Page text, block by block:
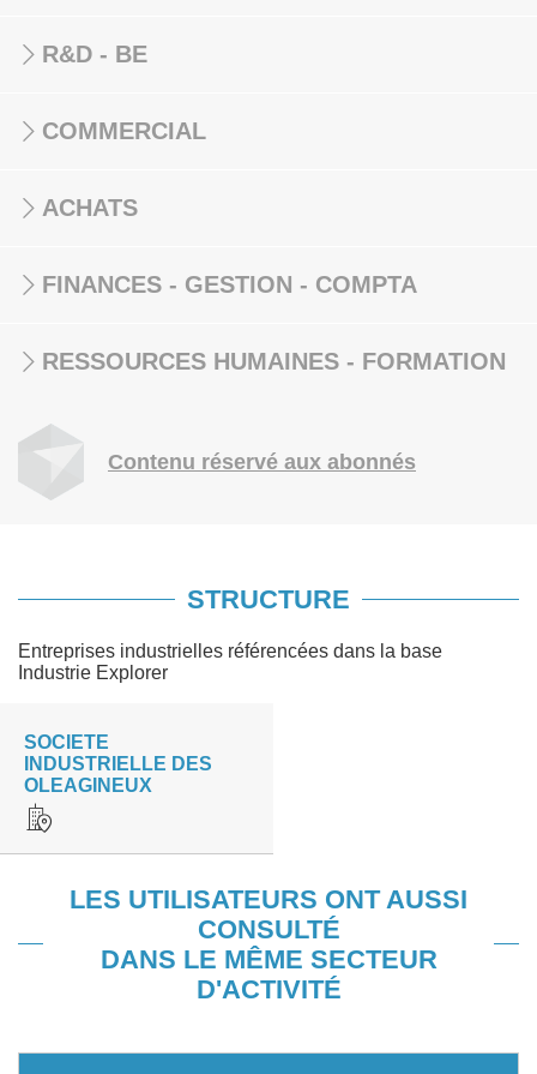
R&D - BE
COMMERCIAL
ACHATS
FINANCES - GESTION - COMPTA
RESSOURCES HUMAINES - FORMATION
Contenu réservé aux abonnés
STRUCTURE
Entreprises industrielles référencées dans la base
Industrie Explorer
SOCIETE
INDUSTRIELLE DES
OLEAGINEUX
LES UTILISATEURS ONT AUSSI
CONSULTÉ
DANS LE MÊME SECTEUR
D'ACTIVITÉ